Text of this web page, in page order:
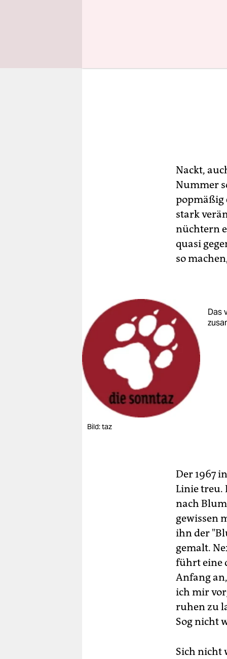
Nackt,
Nummer
popmäßig
stark
nüchtern
quasi
so
Bild: taz
Das
Der 1967
Linie treu.
nach
gewissen
ihn der
gemalt.
führt eine
Anfang
ich mir
ruhen zu
Sog nicht
Sich nicht